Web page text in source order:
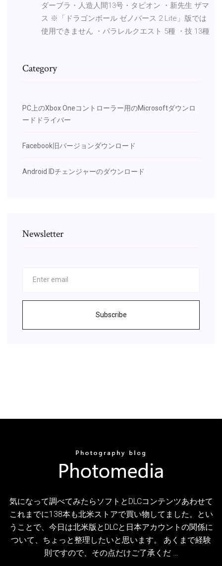
ダーブラ・人造人間13号・タピオン ・新先生 ザマ
ス ※「ドラゴンボール ゼノバース 2 Lite」版では
使用できません ・パラレルクエスト 5種 ・技 13種
Category
PC上のXbox Oneコントローラー用のMicrosoftダウンロ
ードドライバー
Facebook旧バージョンダウンロード
Android IDチェンジャーのダウンロード
Newsletter
Subscribe
気になって調べてみたらソフトとDLCコンテンツあわせて
これまでに138本も北米ストアで買い物してました。とい
うことで、今日は北米版とDLCと日本アカウントの関係に
ついて、ちょっと整理したいと思います。 あくまで経験
則ですので、その点だけご了承くだ …